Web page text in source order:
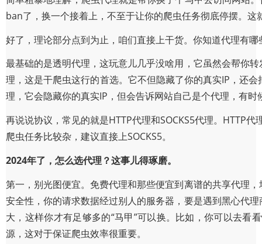
ban了，换一个接着上，不至于让你的爬虫任务彻底停摆。
好了，理论部分点到为止，咱们直接上干货。你知道代理有
最基础的是透明代理，这玩意儿几乎没啥用，它虽然会帮你
理，这是干爬虫这行的首选。它不但隐藏了你的真实IP，还
理，它会隐藏你的真实IP，但会告诉网站自己是个代理，有时
再说说协议，常见的就是HTTP代理和SOCKS5代理。HTTP
爬虫任务比较杂，建议直接上SOCKS5。
2024年了，怎么选代理？这事儿得琢磨。
第一，别光图便宜。免费代理和那些便宜到离谱的共享代理
安全性，你的请求数据经过别人的服务器，要是遇到黑心代
大，这样你才有足够多的“马甲”可以换。比如，你可以去
源，这对于保证爬虫效率很重要。